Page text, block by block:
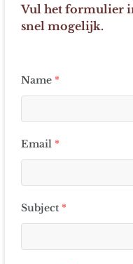
Vul het formulier
snel mogelijk.
Name *
Email *
Subject *